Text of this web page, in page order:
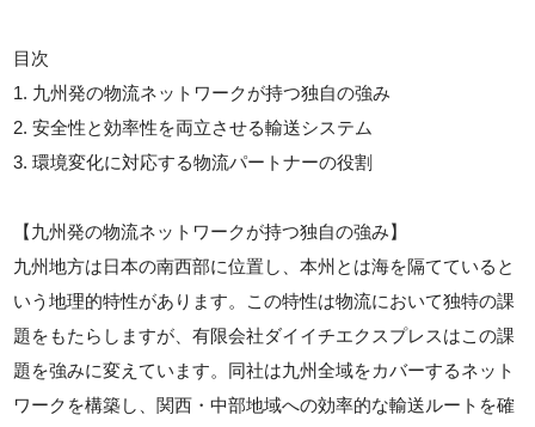
目次
1. 九州発の物流ネットワークが持つ独自の強み
2. 安全性と効率性を両立させる輸送システム
3. 環境変化に対応する物流パートナーの役割
【九州発の物流ネットワークが持つ独自の強み】
九州地方は日本の南西部に位置し、本州とは海を隔てていると
いう地理的特性があります。この特性は物流において独特の課
題をもたらしますが、有限会社ダイイチエクスプレスはこの課
題を強みに変えています。同社は九州全域をカバーするネット
ワークを構築し、関西・中部地域への効率的な輸送ルートを確